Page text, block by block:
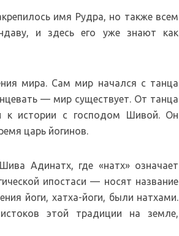
имя Рудра, но также всем
и здесь его уже знают как
мира. Сам мир начался с танца
— мир существует. От танца
истории с господом Шивой. Он
царь йогинов.
Адинатх, где «натх» означает
ипостаси — носят название
йоги, хатха-йоги, были натхами.
этой традиции на земле,